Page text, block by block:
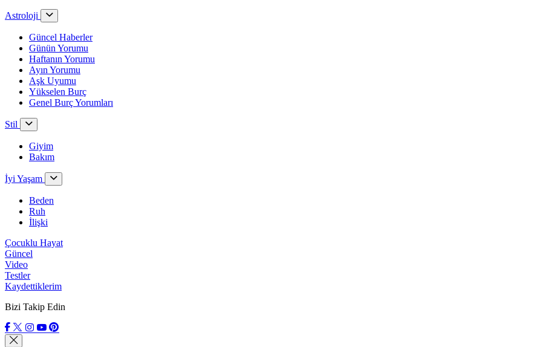
Astroloji
Güncel Haberler
Günün Yorumu
Haftanın Yorumu
Ayın Yorumu
Aşk Uyumu
Yükselen Burç
Genel Burç Yorumları
Stil
Giyim
Bakım
İyi Yaşam
Beden
Ruh
İlişki
Çocuklu Hayat
Güncel
Video
Testler
Kaydettiklerim
Bizi Takip Edin